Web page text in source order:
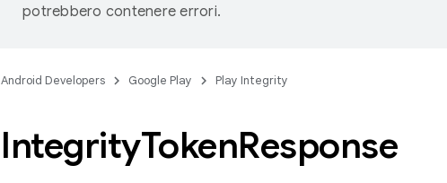
potrebbero contenere errori.
Android Developers Google Play Play Integrity
IntegrityTokenResponse